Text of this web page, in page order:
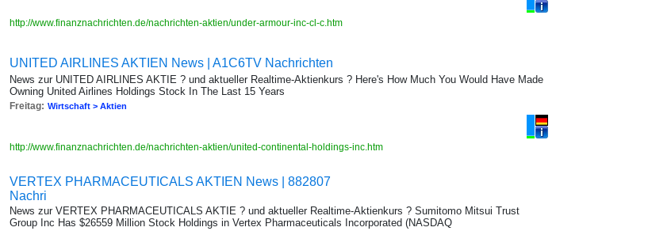
http://www.finanznachrichten.de/nachrichten-aktien/under-armour-inc-cl-c.htm
UNITED AIRLINES AKTIEN News | A1C6TV Nachrichten
News zur UNITED AIRLINES AKTIE ? und aktueller Realtime-Aktienkurs ? Here's How Much You Would Have Made
Owning United Airlines Holdings Stock In The Last 15 Years
Freitag: Wirtschaft > Aktien
http://www.finanznachrichten.de/nachrichten-aktien/united-continental-holdings-inc.htm
VERTEX PHARMACEUTICALS AKTIEN News | 882807
Nachri
News zur VERTEX PHARMACEUTICALS AKTIE ? und aktueller Realtime-Aktienkurs ? Sumitomo Mitsui Trust
Group Inc Has $26559 Million Stock Holdings in Vertex Pharmaceuticals Incorporated (NASDAQ